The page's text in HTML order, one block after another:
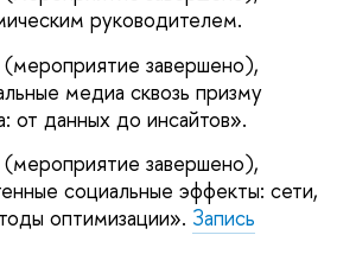
руководителем.
завершено),
медиа сквозь призму
от данных до инсайтов».
завершено),
социальные эффекты: сети,
оптимизации». Запись